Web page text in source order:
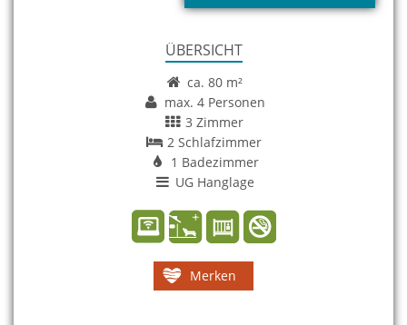
ÜBERSICHT
ca. 80 m²
max. 4 Personen
3 Zimmer
2 Schlafzimmer
1 Badezimmer
UG Hanglage
Merken